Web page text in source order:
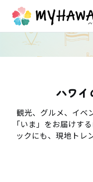
ハワイ
観光、グルメ、イベ
「いま」をお届けす
ックにも、現地トレ